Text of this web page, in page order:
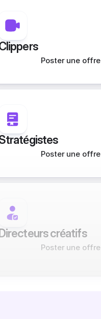
Poster une offre
Poster une offre
créatifs
Poster une offre